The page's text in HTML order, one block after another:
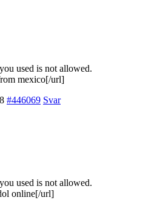
used is not allowed.
mexico[/url]
#446069 Svar
used is not allowed.
online[/url]